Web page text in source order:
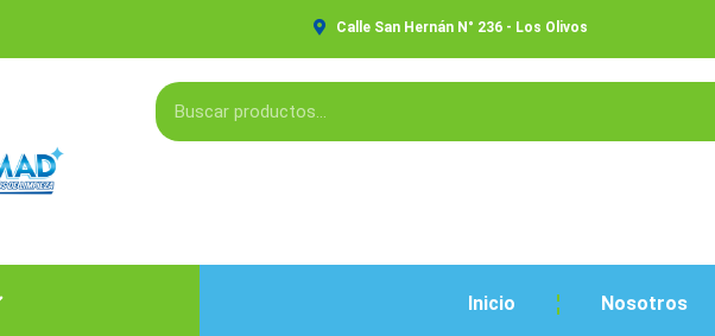
Calle San Hernán N° 236 - Los Olivos
Inicio Nosotros